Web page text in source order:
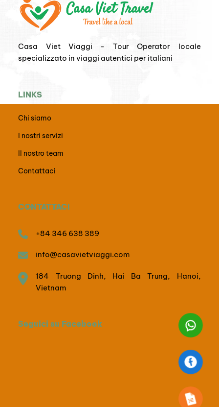
Casa Viet Viaggi - Tour Operator locale
specializzato in viaggi autentici per italiani
LINKS
Chi siamo
I nostri servizi
Il nostro team
Contattaci
CONTATTACI
+84 346 638 389
info@casavietviaggi.com
184 Truong Dinh, Hai Ba Trung, Hanoi,
Vietnam
Seguici su Facebook